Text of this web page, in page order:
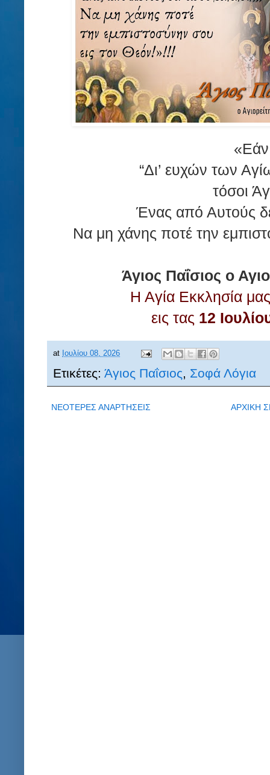
“Δι’ ευχών των
τόσοι
Ένας από Αυτούς
Να μη χάνης ποτέ την
Άγιος Παΐσιος ο
Η Αγία Εκκλησία
εις τας 12
at Ιουλίου 08, 2026
Ετικέτες: Άγιος Παΐσιος Σοφά Λόγια
ΝΕΟΤΕΡΕΣ ΑΝΑΡΤΗΣΕΙΣ ΑΡΧΙΚΗ